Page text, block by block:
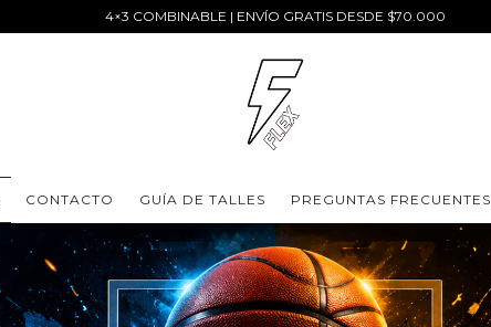
4×3 COMBINABLE | ENVÍO GRATIS DESDE $70.000
CONTACTO GUÍA DE TALLES PREGUNTAS FRECUENTES